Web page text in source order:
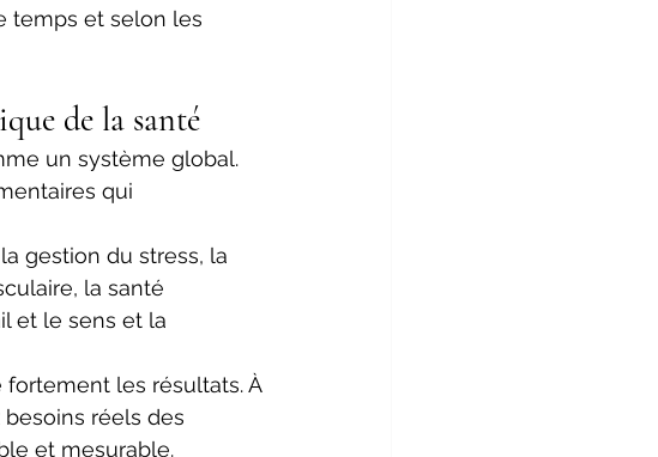
temps et selon les
de la santé
un système global.
qui
gestion du stress, la
la santé
et le sens et la
les résultats. À
besoins réels des
et mesurable.